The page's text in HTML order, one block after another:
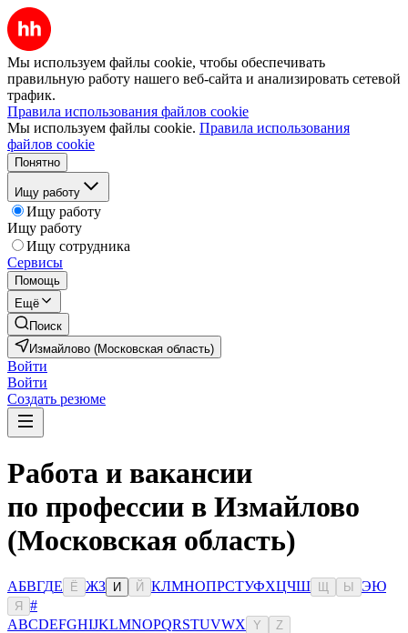
Мы используем файлы cookie, чтобы обеспечивать
правильную работу нашего веб-сайта и анализировать сетевой
трафик.
Правила использования файлов cookie
Мы используем файлы cookie. Правила использования
файлов cookie
Понятно
Ищу работу
Ищу работу
Ищу работу
Ищу сотрудника
Сервисы
Помощь
Ещё
Поиск
Измайлово (Московская область)
Войти
Войти
Создать резюме
Работа и вакансии
по профессии в Измайлово
(Московская область)
АБВГДЕ Ё ЖЗ И Й КЛМНОПРСТУФХЦЧШ Ы ЭЮ
Я
#
ABCDEFGHIJKLMNOPQRSTUVWX Y Z